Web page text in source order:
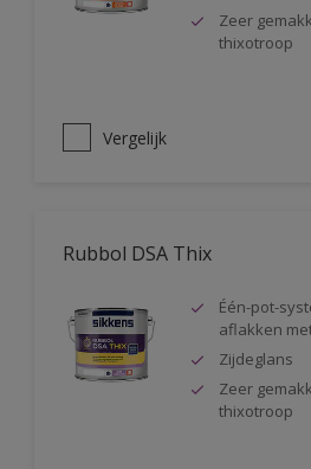
Zeer
thixotroop
Vergelijk
Rubbol DSA Thix
Één-pot-
aflakken
Zijdeglans
Zeer
thixotroop